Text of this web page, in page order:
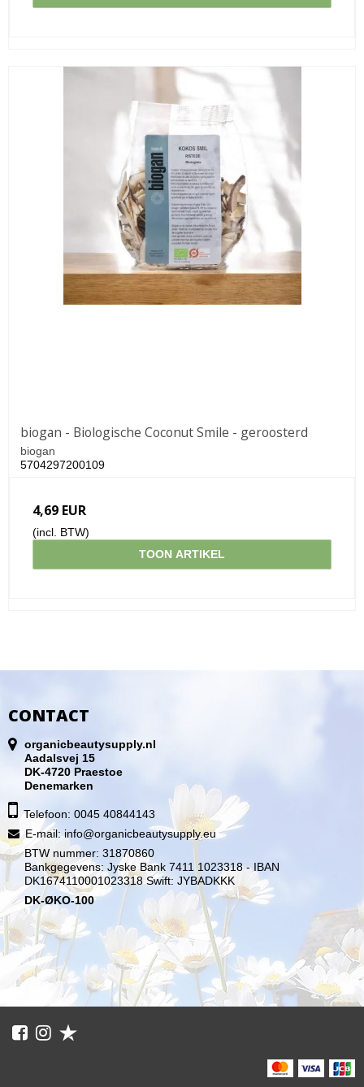
biogan - Biologische Coconut Smile - geroosterd
biogan
5704297200109
4,69 EUR
(incl. BTW)
TOON ARTIKEL
CONTACT
organicbeautysupply.nl
Aadalsvej 15
DK-4720 Praestoe
Denemarken
Telefoon: 0045 40844143
E-mail: info@organicbeautysupply.eu
BTW nummer: 31870860
Bankgegevens: Jyske Bank 7411 1023318 - IBAN
DK1674110001023318 Swift: JYBADKKK
DK-ØKO-100